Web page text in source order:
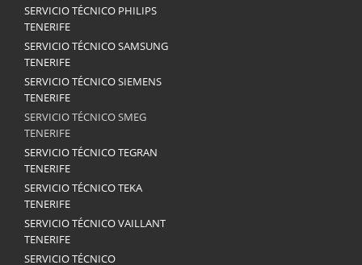
SERVICIO TÉCNICO PHILIPS
TENERIFE
SERVICIO TÉCNICO SAMSUNG
TENERIFE
SERVICIO TÉCNICO SIEMENS
TENERIFE
SERVICIO TÉCNICO SMEG
TENERIFE
SERVICIO TÉCNICO TEGRAN
TENERIFE
SERVICIO TÉCNICO TEKA
TENERIFE
SERVICIO TÉCNICO VAILLANT
TENERIFE
SERVICIO TÉCNICO